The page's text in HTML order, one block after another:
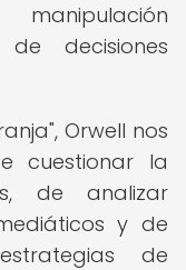
decisiones
Orwell nos
cuestionar la
de analizar
y de
de